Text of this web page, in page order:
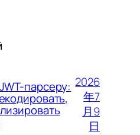
парсеру: 2026
年7
月9
日